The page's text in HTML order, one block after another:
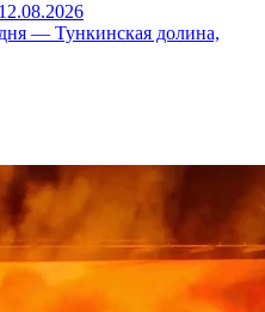
— Тункинская долина,